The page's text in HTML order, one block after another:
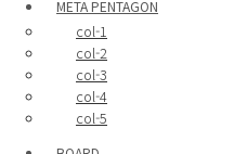
META PENTAGON
col-1
col-2
col-3
col-4
col-5
Metaversity Start